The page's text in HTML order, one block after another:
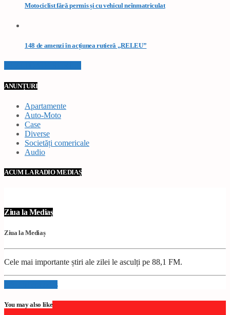
Motociclist fără permis și cu vehicul neînmatriculat
148 de amenzi în acțiunea rutieră „RELEU”
ANUNȚURI
Apartamente
Auto-Moto
Case
Diverse
Societăți comericale
Audio
ACUM LA RADIO MEDIAȘ
Ziua la Mediaș
Ziua la Mediaș
Cele mai importante știri ale zilei le asculți pe 88,1 FM.
Info and episodes
You may also like